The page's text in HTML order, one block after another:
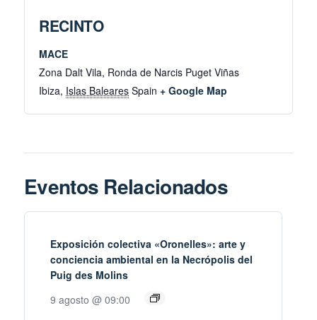
RECINTO
MACE
Zona Dalt Vila, Ronda de Narcis Puget Viñas
Ibiza, Islas Baleares Spain + Google Map
Eventos Relacionados
Exposición colectiva «Oronelles»: arte y
conciencia ambiental en la Necrópolis del
Puig des Molins
9 agosto @ 09:00